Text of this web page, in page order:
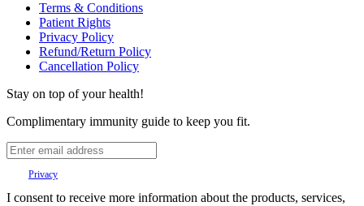
Terms & Conditions
Patient Rights
Privacy Policy
Refund/Return Policy
Cancellation Policy
Stay on top of your health!
Complimentary immunity guide to keep you fit.
Privacy
I consent to receive more information about the products, services,